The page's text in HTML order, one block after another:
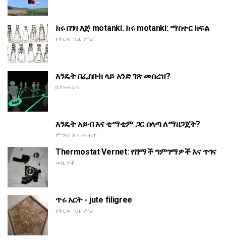
ክሩ በገዛ እጅ motanki. ክሩ motanki: ማስተር ክፍል
የትርፍ ጊዜ ሥራ
እንዴት በፌስቡክ ላይ አንድ ገጽ መሰረዝ?
በይነመረብ
እንዴት አይብ እና ቲማቲም ጋር ሰላጣ ለማዘጋጀት?
ምግብ እና መጠጥ
Thermostat Vernet: የሸማች ግምገማዎች እና ጥገና
መኪኖች
ጥሩ አርት - jute filigree
የትርፍ ጊዜ ሥራ